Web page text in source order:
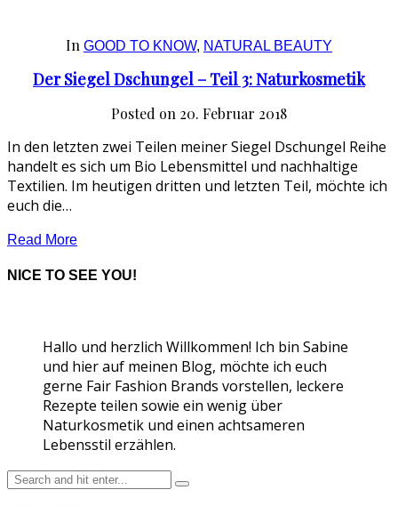
In GOOD TO KNOW, NATURAL BEAUTY
Der Siegel Dschungel – Teil 3: Naturkosmetik
Posted on 20. Februar 2018
In den letzten zwei Teilen meiner Siegel Dschungel Reihe
handelt es sich um Bio Lebensmittel und nachhaltige
Textilien. Im heutigen dritten und letzten Teil, möchte ich
euch die…
Read More
NICE TO SEE YOU!
Hallo und herzlich Willkommen! Ich bin Sabine
und hier auf meinen Blog, möchte ich euch
gerne Fair Fashion Brands vorstellen, leckere
Rezepte teilen sowie ein wenig über
Naturkosmetik und einen achtsameren
Lebensstil erzählen.